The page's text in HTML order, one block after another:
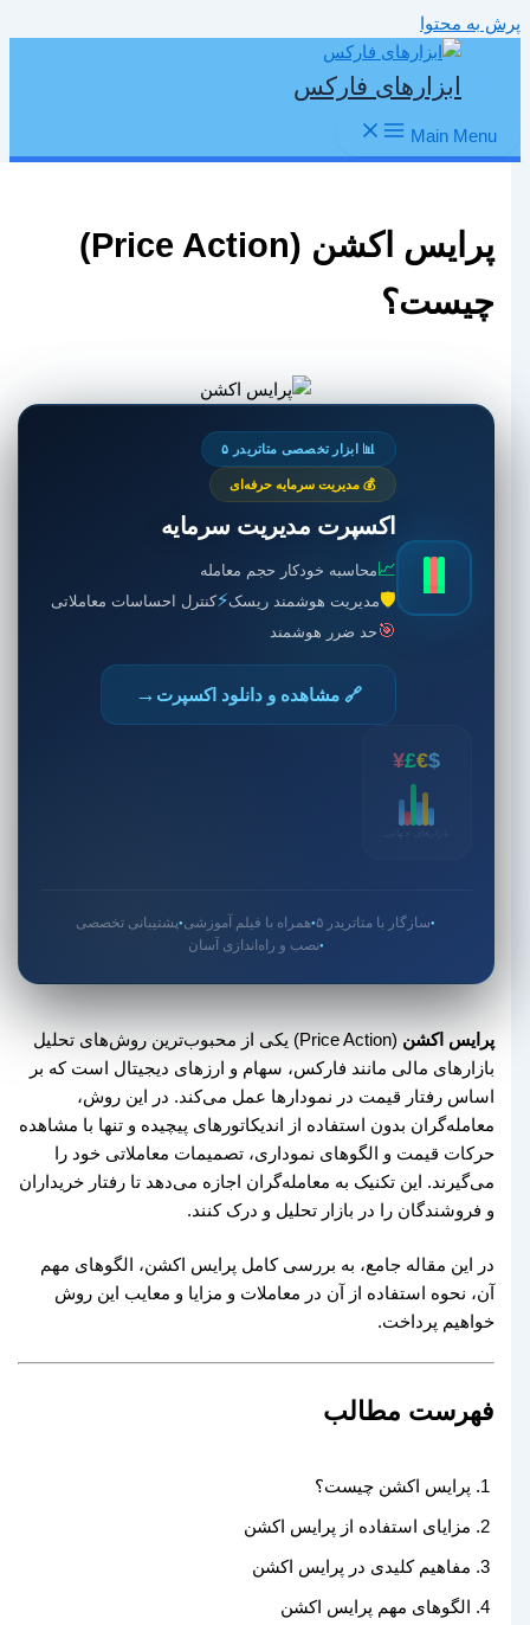
پرش به محتوا
ابزارهای فارکس
Main Menu
پرایس اکشن (Price Action)
چیست؟
📊 ابزار تخصصی متاتریدر ۵
💰 مدیریت سرمایه حرفه‌ای
اکسپرت مدیریت سرمایه
📈محاسبه خودکار حجم معامله
🛡️ مدیریت هوشمند ریسک⚡کنترل احساسات معاملاتی
🎯حد ضرر هوشمند
🔗 مشاهده و دانلود اکسپرت→
$
€
£
¥
بازارهای جهانی
سازگار با متاتریدر ۵ ●همراه با فیلم آموزشی پشتیبانی تخصصی
نصب و راه‌اندازی آسان
پرایس اکشن
(Price Action) یکی از محبوب‌ترین روش‌های تحلیل
بازارهای مالی مانند فارکس، سهام و ارزهای دیجیتال است که بر
اساس رفتار قیمت در نمودارها عمل می‌کند. در این روش،
معامله‌گران بدون استفاده از اندیکاتورهای پیچیده و تنها با مشاهده
حرکات قیمت و الگوهای نموداری، تصمیمات معاملاتی خود را
می‌گیرند. این تکنیک به معامله‌گران اجازه می‌دهد تا رفتار خریداران
و فروشندگان را در بازار تحلیل و درک کنند.
در این مقاله جامع، به بررسی کامل پرایس اکشن، الگوهای مهم
آن، نحوه استفاده از آن در معاملات و مزایا و معایب این روش
خواهیم پرداخت.
فهرست مطالب
پرایس اکشن چیست؟
مزایای استفاده از پرایس اکشن
مفاهیم کلیدی در پرایس اکشن
الگوهای مهم پرایس اکشن